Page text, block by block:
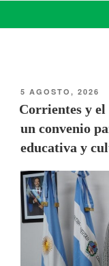
DE
5 AGOSTO, 2026
Corrientes y
un convenio
educativa y